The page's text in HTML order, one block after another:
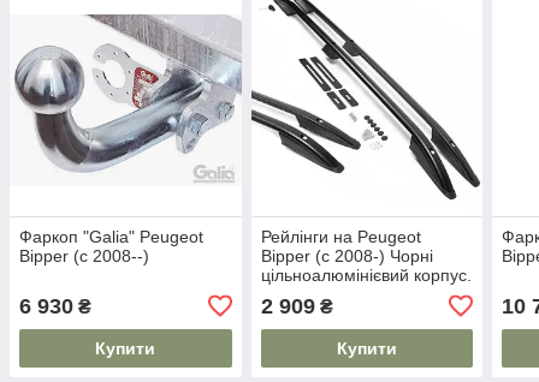
Фаркоп "Galia" Peugeot
Bipper (c 2008--)
6 930 ₴
Купити
Рейлінги на Peugeot
Bipper (c 2008-) Чорні
цільноалюмінієвий корпус.
Модель Skyport/
2 909₴
Купити
10